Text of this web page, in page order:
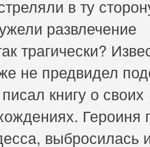
в ту
развлечение
трагически?
не предвидел
книгу о своих
Героиня
выбросилась